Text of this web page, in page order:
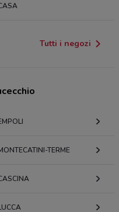
Tutti i negozi
TERME